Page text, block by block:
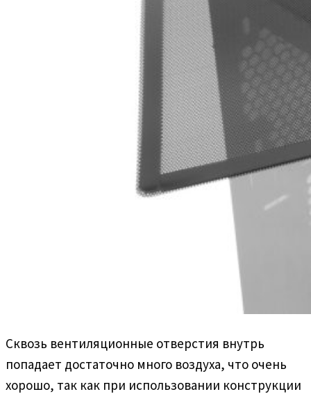
Сквозь вентиляционные отверстия внутрь
попадает достаточно много воздуха, что очень
хорошо, так как при использовании конструкции